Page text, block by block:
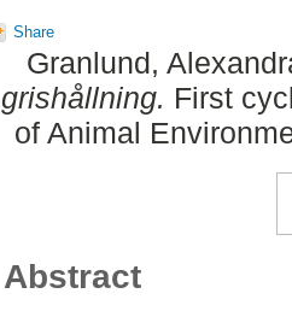
Share
Granlund,
grishållning. First
of Animal
Abstract